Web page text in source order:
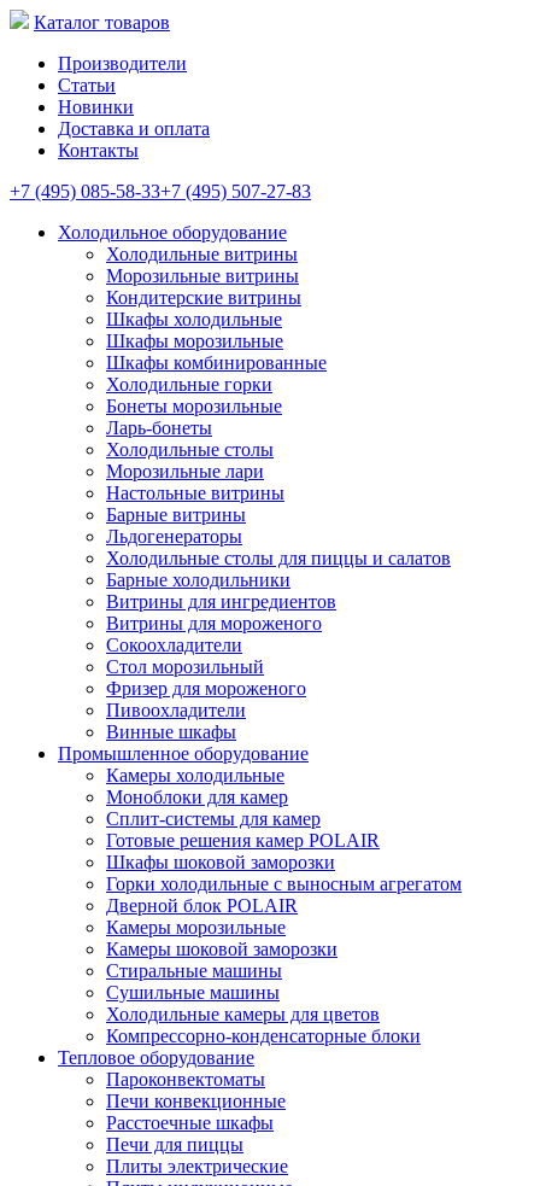
Каталог товаров
Производители
Статьи
Новинки
Доставка и оплата
Контакты
+7 (495) 085-58-33+7 (495) 507-27-83
Холодильное оборудование
Холодильные витрины
Морозильные витрины
Кондитерские витрины
Шкафы холодильные
Шкафы морозильные
Шкафы комбинированные
Холодильные горки
Бонеты морозильные
Ларь-бонеты
Холодильные столы
Морозильные лари
Настольные витрины
Барные витрины
Льдогенераторы
Холодильные столы для пиццы и салатов
Барные холодильники
Витрины для ингредиентов
Витрины для мороженого
Сокоохладители
Стол морозильный
Фризер для мороженого
Пивоохладители
Винные шкафы
Промышленное оборудование
Камеры холодильные
Моноблоки для камер
Сплит-системы для камер
Готовые решения камер POLAIR
Шкафы шоковой заморозки
Горки холодильные с выносным агрегатом
Дверной блок POLAIR
Камеры морозильные
Камеры шоковой заморозки
Стиральные машины
Сушильные машины
Холодильные камеры для цветов
Компрессорно-конденсаторные блоки
Тепловое оборудование
Пароконвектоматы
Печи конвекционные
Расстоечные шкафы
Печи для пиццы
Плиты электрические